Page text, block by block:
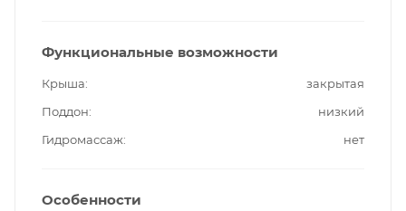
Функциональные возможности
Крыша
закрытая
Поддон
низкий
Гидромассаж
нет
Особенности